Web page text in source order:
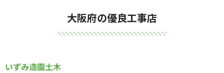
大阪府の優良工事店
いずみ造園土木